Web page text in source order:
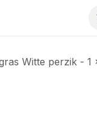
Witte perzik - 1